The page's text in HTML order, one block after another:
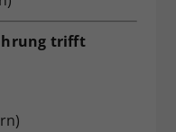
trifft